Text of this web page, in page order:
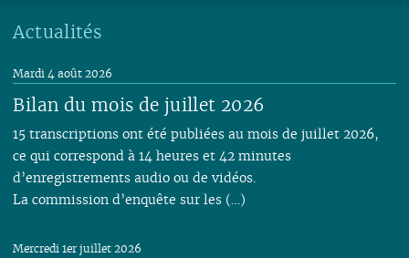
Actualités
Bilan du mois de juillet 2026
Mardi 4 août 2026
15 transcriptions ont été publiées au mois de juillet 2026,
ce qui correspond à 14 heures et 42 minutes
d’enregistrements audio ou de vidéos.
La commission d’enquête sur les (…)
Mercredi 1er juillet 2026